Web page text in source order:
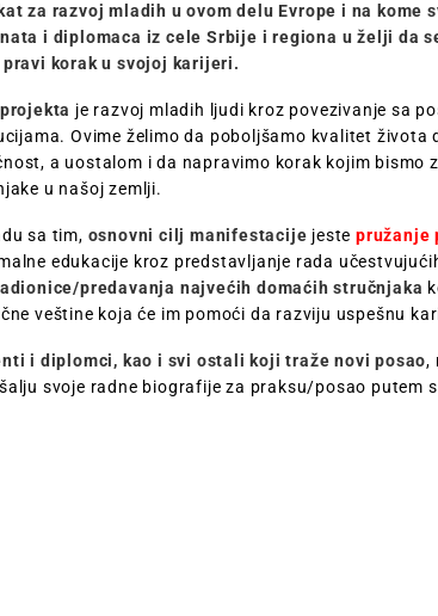
za razvoj mladih u ovom delu Evrope i na kome
i diplomaca iz cele Srbije i regiona u želji da
pravi korak u svojoj karijeri.
je razvoj mladih ljudi kroz povezivanje sa
Ovime želimo da poboljšamo kvalitet života
a uostalom i da napravimo korak kojim bismo
u našoj zemlji.
sa tim, osnovni cilj manifestacije jestepružanje
edukacije kroz predstavljanje rada
predavanja najvećih domaćih stručnjaka
veštine koja će im pomoći da razviju uspešnu
i diplomci, kao i svi ostali koji traže novi posao,
svoje radne biografije za praksu/posao putem